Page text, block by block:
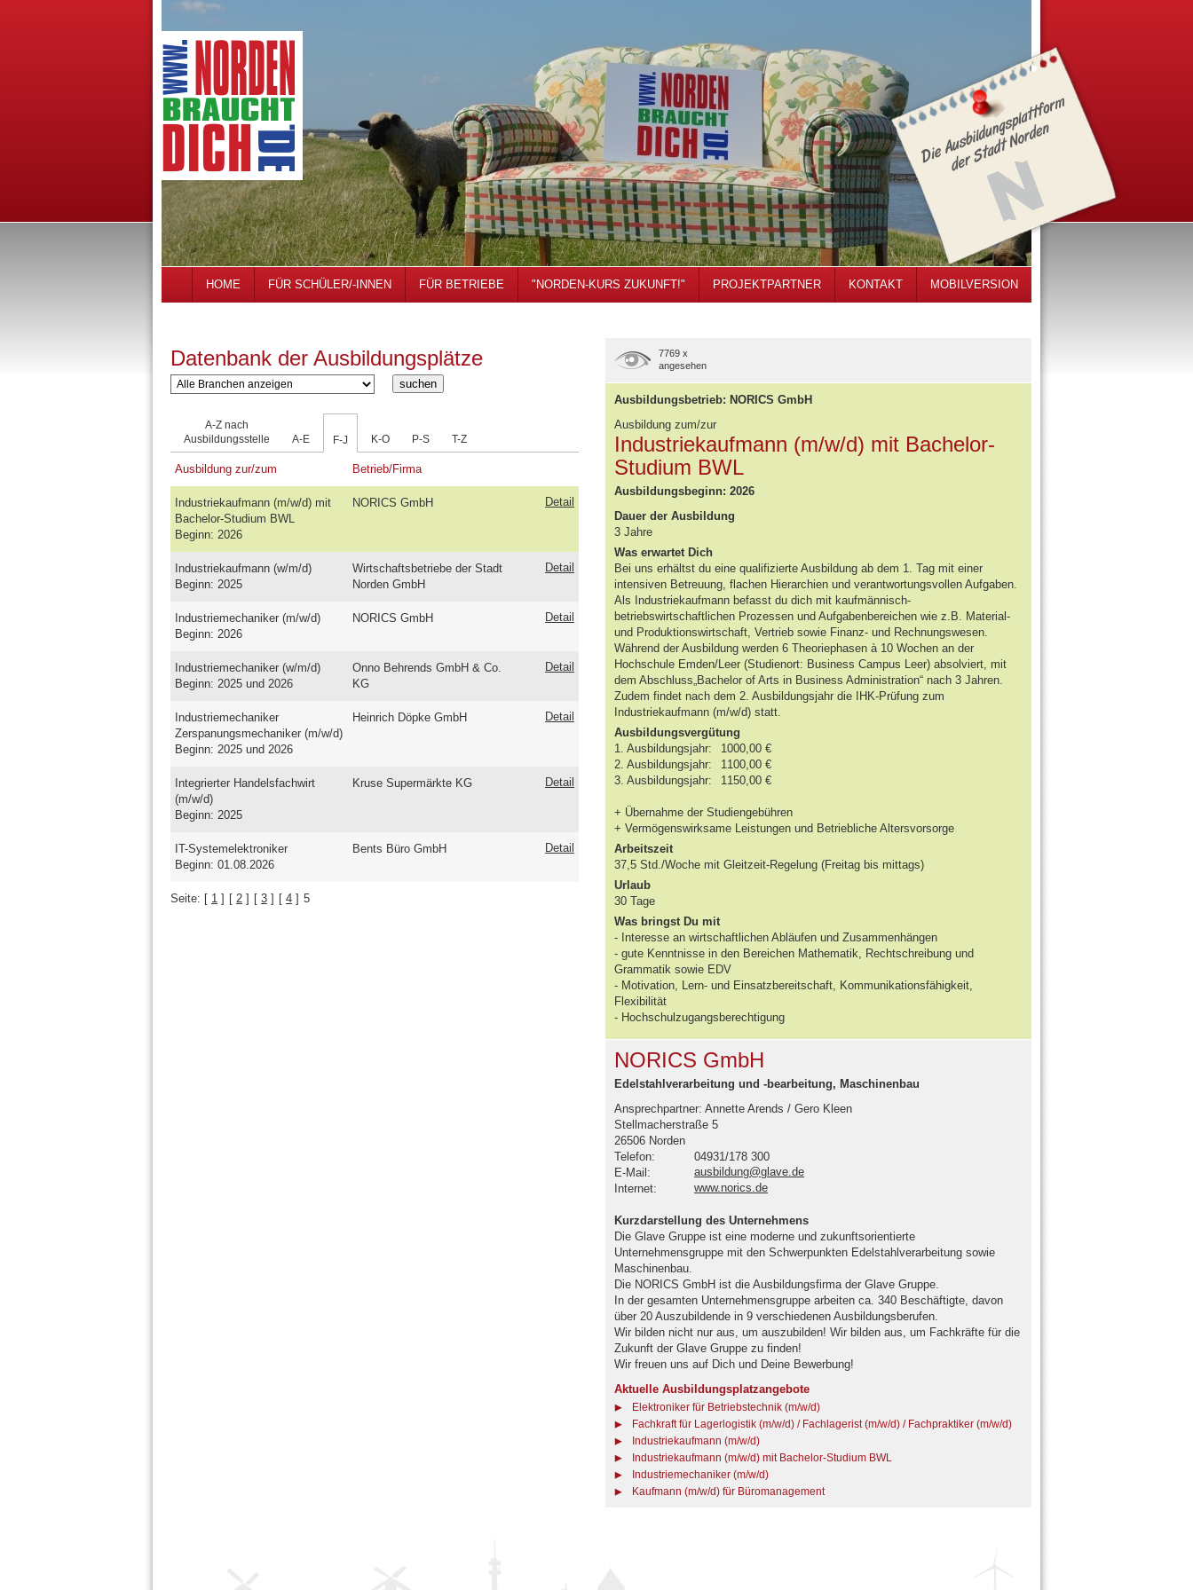
HOME FÜR SCHÜLER/-INNEN FÜR BETRIEBE "NORDEN-KURS ZUKUNFT!" PROJEKTPARTNER KONTAKT MOBILVERSION
Datenbank der Ausbildungsplätze
A-Z nach
Ausbildungsstelle
A-E F-J K-O P-S T-Z
Ausbildung zur/zum Betrieb/Firma
Industriekaufmann (m/w/d) mit
Bachelor-Studium BWL
Beginn: 2026
NORICS GmbH Detail
Industriekaufmann (w/m/d)
Beginn: 2025
Wirtschaftsbetriebe der Stadt
Norden GmbH
Detail
Industriemechaniker (m/w/d)
Beginn: 2026
NORICS GmbH Detail
Industriemechaniker (w/m/d)
Beginn: 2025 und 2026
Onno Behrends GmbH & Co.
KG
Detail
Industriemechaniker
Zerspanungsmechaniker (m/w/d)
Beginn: 2025 und 2026
Heinrich Döpke GmbH Detail
Integrierter Handelsfachwirt
(m/w/d)
Beginn: 2025
Kruse Supermärkte KG Detail
IT-Systemelektroniker
Beginn: 01.08.2026
Bents Büro GmbH Detail
Seite: [ 1 ] [ 2 ] [ 3 ] [ 4 ] 5
7769 x
angesehen
Ausbildungsbetrieb: NORICS GmbH
Ausbildung zum/zur
Industriekaufmann (m/w/d) mit Bachelor-
Studium BWL
Ausbildungsbeginn: 2026
Dauer der Ausbildung
3 Jahre
Was erwartet Dich
Bei uns erhältst du eine qualifizierte Ausbildung ab dem 1. Tag mit einer
intensiven Betreuung, flachen Hierarchien und verantwortungsvollen Aufgaben.
Als Industriekaufmann befasst du dich mit kaufmännisch-
betriebswirtschaftlichen Prozessen und Aufgabenbereichen wie z.B. Material-
und Produktionswirtschaft, Vertrieb sowie Finanz- und Rechnungswesen.
Während der Ausbildung werden 6 Theoriephasen à 10 Wochen an der
Hochschule Emden/Leer (Studienort: Business Campus Leer) absolviert, mit
dem Abschluss„Bachelor of Arts in Business Administration“ nach 3 Jahren.
Zudem findet nach dem 2. Ausbildungsjahr die IHK-Prüfung zum
Industriekaufmann (m/w/d) statt.
Ausbildungsvergütung
1. Ausbildungsjahr:
1000,00 €
2. Ausbildungsjahr:
1100,00 €
3. Ausbildungsjahr:
1150,00 €
+ Übernahme der Studiengebühren
+ Vermögenswirksame Leistungen und Betriebliche Altersvorsorge
Arbeitszeit
37,5 Std./Woche mit Gleitzeit-Regelung (Freitag bis mittags)
Urlaub
30 Tage
Was bringst Du mit
- Interesse an wirtschaftlichen Abläufen und Zusammenhängen
- gute Kenntnisse in den Bereichen Mathematik, Rechtschreibung und
Grammatik sowie EDV
- Motivation, Lern- und Einsatzbereitschaft, Kommunikationsfähigkeit,
Flexibilität
- Hochschulzugangsberechtigung
NORICS GmbH
Edelstahlverarbeitung und -bearbeitung, Maschinenbau
Ansprechpartner: Annette Arends / Gero Kleen
Stellmacherstraße 5
26506 Norden
Telefon:
04931/178 300
E-Mail:
ausbildung@glave.de
Internet:
www.norics.de
Kurzdarstellung des Unternehmens
Die Glave Gruppe ist eine moderne und zukunftsorientierte
Unternehmensgruppe mit den Schwerpunkten Edelstahlverarbeitung sowie
Maschinenbau.
Die NORICS GmbH ist die Ausbildungsfirma der Glave Gruppe.
In der gesamten Unternehmensgruppe arbeiten ca. 340 Beschäftigte, davon
über 20 Auszubildende in 9 verschiedenen Ausbildungsberufen.
Wir bilden nicht nur aus, um auszubilden! Wir bilden aus, um Fachkräfte für die
Zukunft der Glave Gruppe zu finden!
Wir freuen uns auf Dich und Deine Bewerbung!
Aktuelle Ausbildungsplatzangebote
Elektroniker für Betriebstechnik (m/w/d)
Fachkraft für Lagerlogistik (m/w/d) / Fachlagerist (m/w/d) / Fachpraktiker (m/w/d)
Industriekaufmann (m/w/d)
Industriekaufmann (m/w/d) mit Bachelor-Studium BWL
Industriemechaniker (m/w/d)
Kaufmann (m/w/d) für Büromanagement